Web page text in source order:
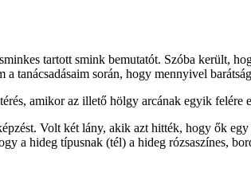
tartott smink bemutatót. Szóba került,
tanácsadásaim során, hogy mennyivel
amikor az illető hölgy arcának egyik
Volt két lány, akik azt hitték, hogy ők
a hideg típusnak (tél) a hideg rózsaszínes,